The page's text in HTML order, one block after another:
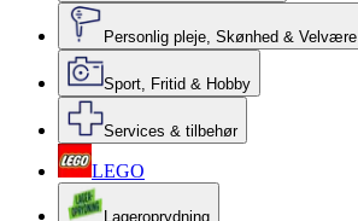
Personlig pleje, Skønhed & Velvære
Sport, Fritid & Hobby
Services & tilbehør
LEGO
Lageroprydning